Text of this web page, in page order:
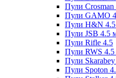
Пули
Пули GAMO
Пули H&N
Пули JSB 4.5
Пули Rifle 4.5
Пули RWS
Пули
Пули Spoton